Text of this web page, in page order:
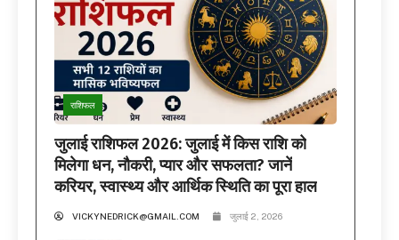
राशिफल
जुलाई राशिफल 2026: जुलाई में किस राशि को
मिलेगा धन, नौकरी, प्यार और सफलता? जानें
करियर, स्वास्थ्य और आर्थिक स्थिति का पूरा हाल
VICKYNEDRICK@GMAIL.COM जुलाई 2, 2026